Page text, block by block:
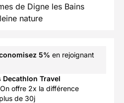
de Digne les Bains
nature
5% en rejoignant
Decathlon Travel
On offre 2x la différence
de 30j